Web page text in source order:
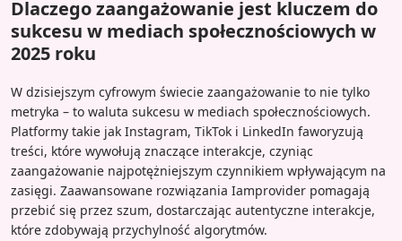
Dlaczego zaangażowanie jest kluczem do
sukcesu w mediach społecznościowych w
2025 roku
W dzisiejszym cyfrowym świecie zaangażowanie to nie tylko
metryka – to waluta sukcesu w mediach społecznościowych.
Platformy takie jak Instagram, TikTok i LinkedIn faworyzują
treści, które wywołują znaczące interakcje, czyniąc
zaangażowanie najpotężniejszym czynnikiem wpływającym na
zasięgi. Zaawansowane rozwiązania Iamprovider pomagają
przebić się przez szum, dostarczając autentyczne interakcje,
które zdobywają przychylność algorytmów.